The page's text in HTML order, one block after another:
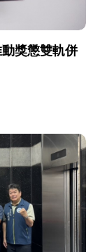
獎懲雙軌併